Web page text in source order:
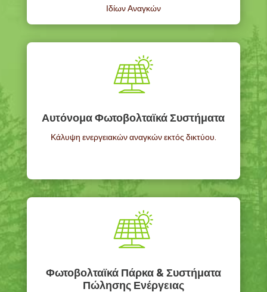
Ιδίων Αναγκών
Αυτόνομα Φωτοβολταϊκά Συστήματα
Κάλυψη ενεργειακών αναγκών εκτός δικτύου.
Φωτοβολταϊκά Πάρκα & Συστήματα
Πώλησης Ενέργειας